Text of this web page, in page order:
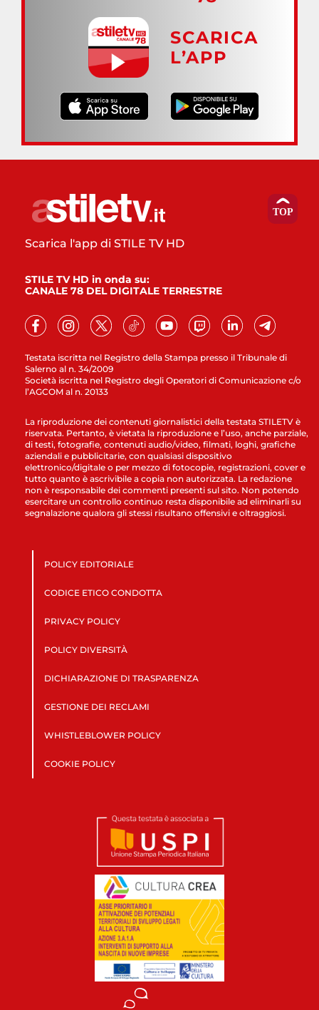
SCARICA
L’APP
Testata iscritta nel Registro della Stampa presso il Tribunale di
Salerno al n. 34/2009
Società iscritta nel Registro degli Operatori di Comunicazione c/o
l’AGCOM al n. 20133
Scarica l'app di STILE TV HD
STILE TV HD in onda su:
CANALE 78 DEL DIGITALE TERRESTRE
La riproduzione dei contenuti giornalistici della testata STILETV è
riservata. Pertanto, è vietata la riproduzione e l’uso, anche parziale,
di testi, fotografie, contenuti audio/video, filmati, loghi, grafiche
aziendali e pubblicitarie, con qualsiasi dispositivo
elettronico/digitale o per mezzo di fotocopie, registrazioni, cover e
tutto quanto è ascrivibile a copia non autorizzata. La redazione
non è responsabile dei commenti presenti sul sito. Non potendo
esercitare un controllo continuo resta disponibile ad eliminarli su
segnalazione qualora gli stessi risultano offensivi e oltraggiosi.
POLICY EDITORIALE
CODICE ETICO CONDOTTA
PRIVACY POLICY
POLICY DIVERSITÀ
DICHIARAZIONE DI TRASPARENZA
GESTIONE DEI RECLAMI
WHISTLEBLOWER POLICY
COOKIE POLICY